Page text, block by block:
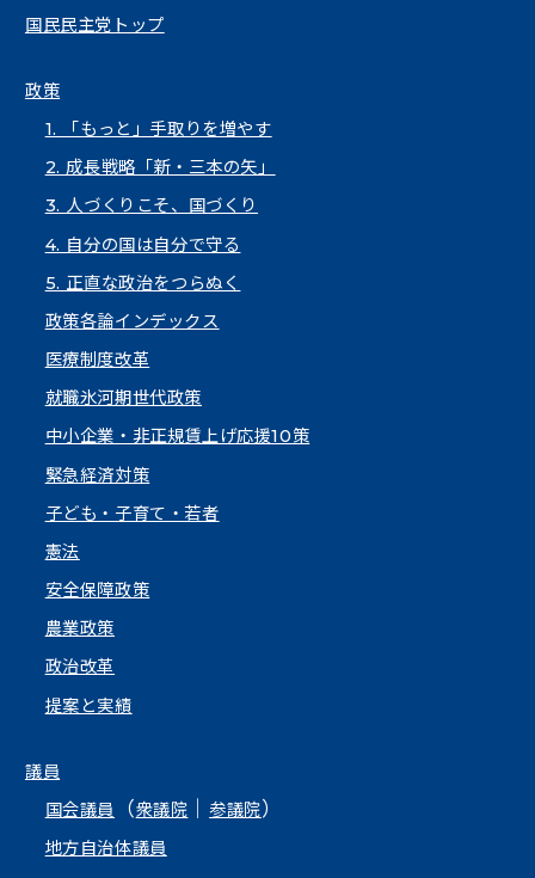
国民民主党トップ
政策
1. 「もっと」手取りを増やす
2. 成長戦略「新・三本の矢」
3. 人づくりこそ、国づくり
4. 自分の国は自分で守る
5. 正直な政治をつらぬく
政策各論インデックス
医療制度改革
就職氷河期世代政策
中小企業・非正規賃上げ応援10策
緊急経済対策
子ども・子育て・若者
憲法
安全保障政策
農業政策
政治改革
提案と実績
議員
国会議員
（衆議院 ｜参議院）
地方自治体議員